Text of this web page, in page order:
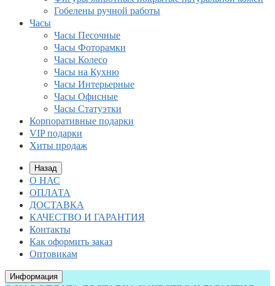
Гобелены ручной работы
Часы
Часы Песочные
Часы Фоторамки
Часы Колесо
Часы на Кухню
Часы Интерьерные
Часы Офисные
Часы Статуэтки
Корпоративные подарки
VIP подарки
Хиты продаж
Назад
О НАС
ОПЛАТА
ДОСТАВКА
КАЧЕСТВО И ГАРАНТИЯ
Контакты
Как оформить заказ
Оптовикам
Информация